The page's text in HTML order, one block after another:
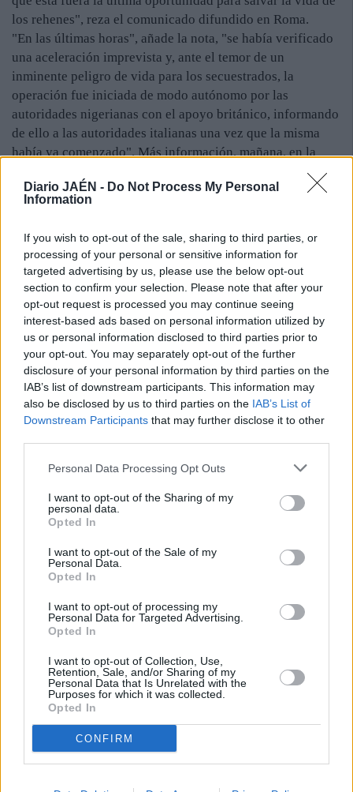
Diario JAÉN - Do Not Process My Personal
Information
If you wish to opt-out of the sale, sharing to third parties, or
processing of your personal or sensitive information for
targeted advertising by us, please use the below opt-out
section to confirm your selection. Please note that after your
opt-out request is processed you may continue seeing
interest-based ads based on personal information utilized by
us or personal information disclosed to third parties prior to
your opt-out. You may separately opt-out of the further
disclosure of your personal information by third parties on the
IAB’s list of downstream participants. This information may
also be disclosed by us to third parties on the IAB’s List of
Downstream Participants that may further disclose it to other
Personal Data Processing Opt Outs
I want to opt-out of the Sharing of my
personal data.
Opted In
I want to opt-out of the Sale of my
Personal Data.
Opted In
I want to opt-out of processing my
Personal Data for Targeted Advertising.
Opted In
I want to opt-out of Collection, Use,
Retention, Sale, and/or Sharing of my
Personal Data that Is Unrelated with the
Purposes for which it was collected.
Opted In
CONFIRM
los rehenes", reza el comunicado difundido en Roma.
"En las últimas horas", añade la nota, "se había verificado
una aceleración imprevista y, ante el temor de un
inminente peligro de vida para los secuestrados, la
operación fue iniciada de modo autónomo por las
autoridades nigerianas con el apoyo británico, informando
de ello a las autoridades italianas una vez que la misma
había ya comenzado". Más información, mañana, en la